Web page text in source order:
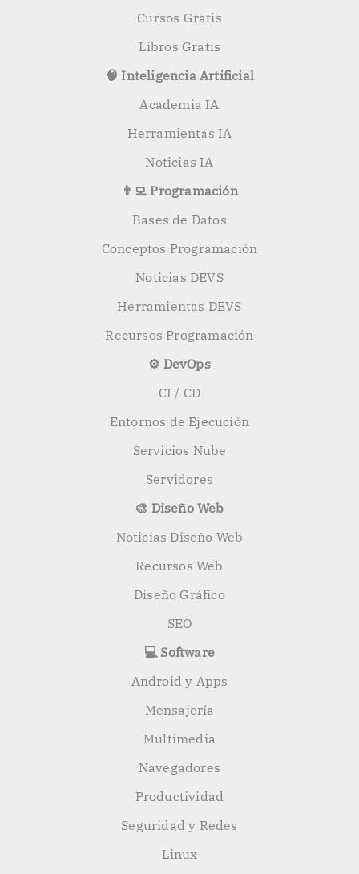
Cursos Gratis
Libros Gratis
🧠 Inteligencia Artificial
Academia IA
Herramientas IA
Noticias IA
👨‍💻 Programación
Bases de Datos
Conceptos Programación
Noticias DEVS
Herramientas DEVS
Recursos Programación
⚙️ DevOps
CI / CD
Entornos de Ejecución
Servicios Nube
Servidores
🎨 Diseño Web
Noticias Diseño Web
Recursos Web
Diseño Gráfico
SEO
💻 Software
Android y Apps
Mensajería
Multimedia
Navegadores
Productividad
Seguridad y Redes
Linux